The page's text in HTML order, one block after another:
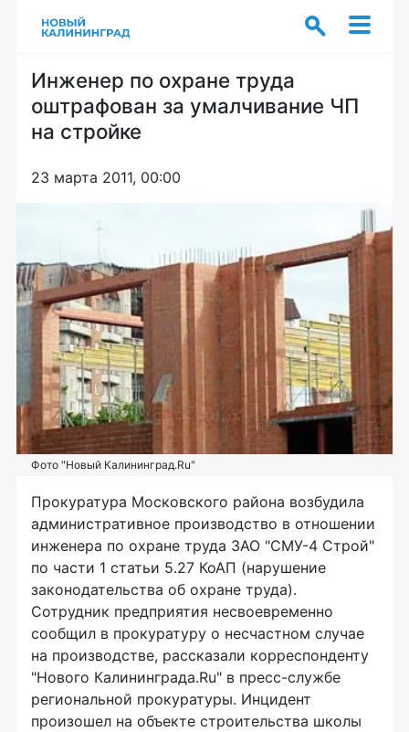
Инженер по охране труда
оштрафован за умалчивание ЧП
на стройке
23 марта 2011, 00:00
Фото "Новый Калининград.Ru"
Прокуратура Московского района возбудила
административное производство в отношении
инженера по охране труда ЗАО "СМУ-4 Строй"
по части 1 статьи 5.27 КоАП (нарушение
законодательства об охране труда).
Сотрудник предприятия несвоевременно
сообщил в прокуратуру о несчастном случае
на производстве, рассказали корреспонденту
"Нового Калининграда.Ru" в пресс-службе
региональной прокуратуры. Инцидент
произошел на объекте строительства школы